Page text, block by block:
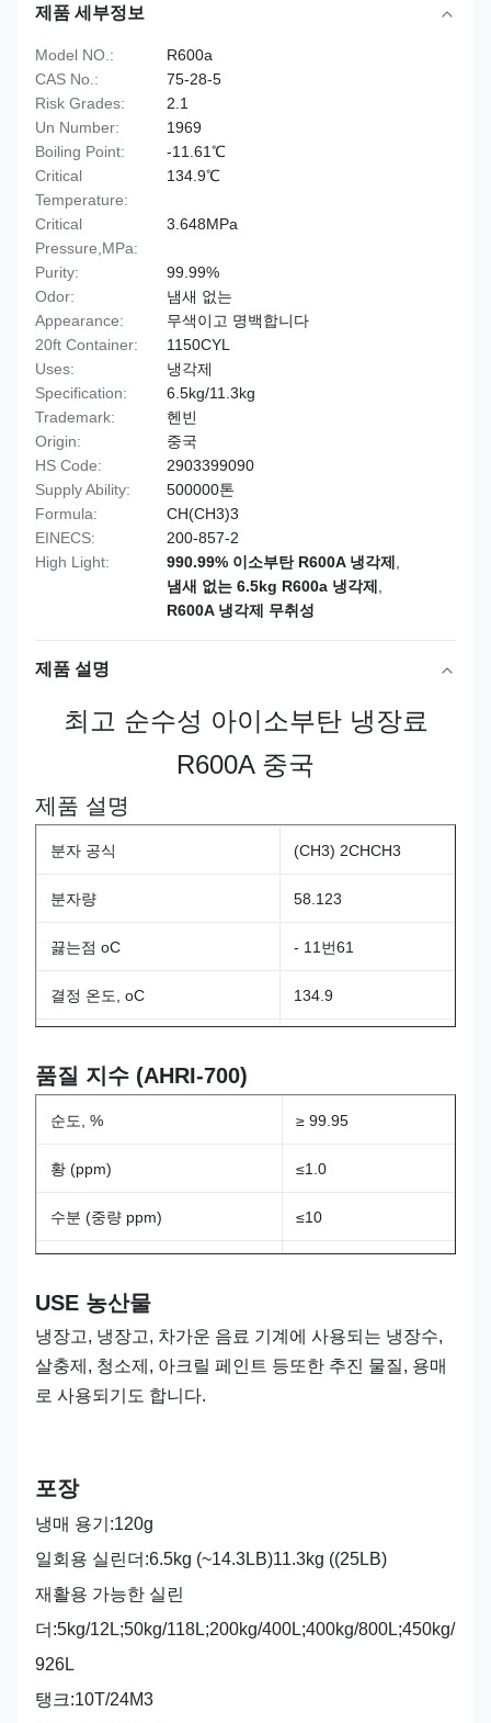
제품 세부정보
Model NO.:
R600a
CAS No.:
75-28-5
Risk Grades:
2.1
Un Number:
1969
Boiling Point:
-11.61℃
Critical
Temperature:
134.9℃
Critical
Pressure,MPa:
3.648MPa
Purity:
99.99%
Odor:
냄새 없는
Appearance:
무색이고 명백합니다
20ft Container:
1150CYL
Uses:
냉각제
Specification:
6.5kg/11.3kg
Trademark:
헨빈
Origin:
중국
HS Code:
2903399090
Supply Ability:
500000톤
Formula:
CH(CH3)3
EINECS:
200-857-2
High Light:
990.99% 이소부탄 R600A 냉각제
냄새 없는 6.5kg R600a 냉각제
R600A 냉각제 무취성
제품 설명
최고 순수성 아이소부탄 냉장료
R600A 중국
제품 설명
분자 공식 (CH3) 2CHCH3
분자량 58.123
끓는점 oC - 11번61
결정 온도, oC 134.9
액체 특화 열, 30oC,
[KJ/(kg·oC]
ODP 0
GWP 3
품질 지수 (AHRI-700)
순도, % ≥ 99.95
황 (ppm) ≤1.0
수분 (중량 ppm) ≤10
증기 잔류물 (용량 %)
외모 무색
냄새
USE 농산물
냉장고, 냉장고, 차가운 음료 기계에 사용되는 냉장수,
살충제, 청소제, 아크릴 페인트 등또한 추진 물질, 용매
로 사용되기도 합니다.
포장
냉매 용기:120g
일회용 실린더:6.5kg (~14.3LB)11.3kg ((25LB)
재활용 가능한 실린
더:5kg/12L;50kg/118L;200kg/400L;400kg/800L;450kg/
926L
탱크:10T/24M3